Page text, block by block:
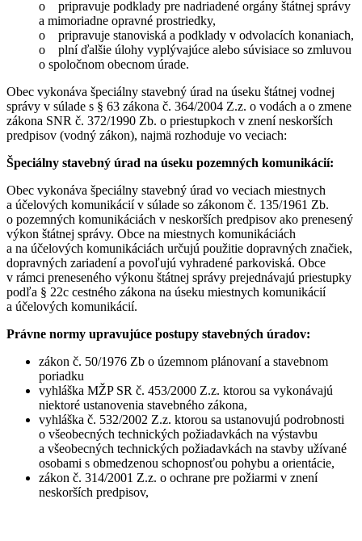
o pripravuje podklady pre nadriadené orgány štátnej správy
a mimoriadne opravné prostriedky,
o pripravuje stanoviská a podklady v odvolacích konaniach,
o plní ďalšie úlohy vyplývajúce alebo súvisiace so zmluvou
o spoločnom obecnom úrade.
Obec vykonáva špeciálny stavebný úrad na úseku štátnej vodnej
správy v súlade s § 63 zákona č. 364/2004 Z.z. o vodách a o zmene
zákona SNR č. 372/1990 Zb. o priestupkoch v znení neskorších
predpisov (vodný zákon), najmä rozhoduje vo veciach:
Špeciálny stavebný úrad na úseku pozemných komunikácií:
Obec vykonáva špeciálny stavebný úrad vo veciach miestnych
a účelových komunikácií v súlade so zákonom č. 135/1961 Zb.
o pozemných komunikáciách v neskorších predpisov ako prenesený
výkon štátnej správy. Obce na miestnych komunikáciách
a na účelových komunikáciách určujú použitie dopravných značiek,
dopravných zariadení a povoľujú vyhradené parkoviská. Obce
v rámci preneseného výkonu štátnej správy prejednávajú priestupky
podľa § 22c cestného zákona na úseku miestnych komunikácií
a účelových komunikácií.
Právne normy upravujúce postupy stavebných úradov:
zákon č. 50/1976 Zb o územnom plánovaní a stavebnom
poriadku
vyhláška MŽP SR č. 453/2000 Z.z. ktorou sa vykonávajú
niektoré ustanovenia stavebného zákona,
vyhláška č. 532/2002 Z.z. ktorou sa ustanovujú podrobnosti
o všeobecných technických požiadavkách na výstavbu
a všeobecných technických požiadavkách na stavby užívané
osobami s obmedzenou schopnosťou pohybu a orientácie,
zákon č. 314/2001 Z.z. o ochrane pre požiarmi v znení
neskorších predpisov,